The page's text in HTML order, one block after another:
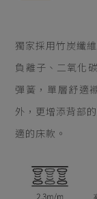
獨家採用竹炭纖
負離子、二氧化
彈簧，單層舒適
外，更增添背部
適的床款。